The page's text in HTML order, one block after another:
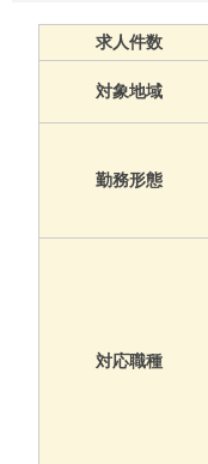
求人件数
対象地域
勤務形態
対応職種